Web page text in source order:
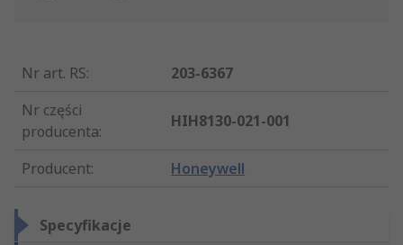
Nr art. RS:
203-6367
Nr części
producenta:
HIH8130-021-001
Producent: Honeywell
Specyfikacje